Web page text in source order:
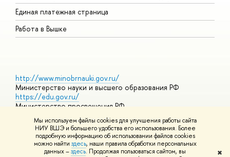
Мы используем файлы cookies для улучшения работы сайта
НИУ ВШЭ и большего удобства его использования. Более
подробную информацию об использовании файлов cookies
можно найти здесь, наши правила обработки персональных
данных –здесь. Продолжая пользоваться сайтом, вы
✖
Единая платежная страница
Работа в Вышке
http://www.minobrnauki.gov.ru/
Министерство науки и высшего образования РФ
https://edu.gov.ru/
Министерство просвещения РФ
https://elearning.hse.ru/mooc
Массовые открытые онлайн-курсы
© НИУ ВШЭ 1993–2026 Адреса и контактыУсловия